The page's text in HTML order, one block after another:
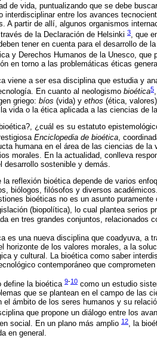
de vida, puntualizando que se debe
interdisciplinar entre los avances
A partir de allí, algunos organismos
de la Declaración de Helsinki 3, que
tener en cuenta para el desarrollo de
y Derechos Humanos de la Unesco, que
en torno a las problemáticas éticas
viene a ser esa disciplina que estudia y
En cuanto al neologismo bioética5
griego: bíos (vida) y ethos (ética,
vida o la ética aplicada a las ciencias de la
¿cuál es su estatuto
Enciclopedia de bioética,
humana en el área de las ciencias de
morales. En la actualidad, conlleva
desarrollo sostenible y demás.
la reflexión bioética depende de varios
biólogos, filósofos y diversos
bioéticas no es un asunto
(biopolítica), lo cual plantea serios
en tres grandes conjuntos, relacionados
es una nueva disciplina que coadyuva, a
horizonte de los valores morales, a la
y cultural. La bioética como saber
contemporáneo que
define la bioética 9-10 como un estudio
que se plantean en el campo de las
ámbito de los seres humanos y su
que propone un diálogo entre los
social. En un plano más amplio 12, la
en general.